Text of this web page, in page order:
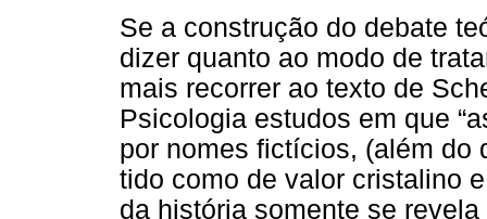
Se a construção do debate
dizer quanto ao modo de
mais recorrer ao texto de
Psicologia estudos em que
por nomes fictícios, (além do
tido como de valor cristalino
da história somente se